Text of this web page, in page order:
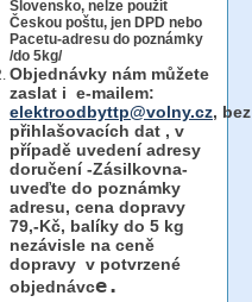
Slovensko, nelze použít
Českou poštu, jen DPD nebo
Pacetu-adresu do poznámky
/do 5kg/
Objednávky nám můžete
zaslat i e-mailem:
elektroodbyttp@volny.cz, bez
přihlašovacích dat , v
případě uvedení adresy
doručení -Zásilkovna-
uveďte do poznámky
adresu, cena dopravy
79,-Kč, balíky do 5 kg
nezávisle na ceně
dopravy v potvrzené
objednávce.